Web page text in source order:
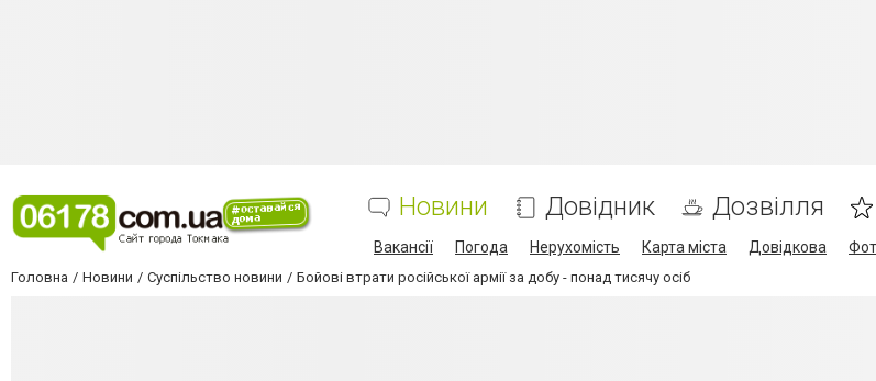
Новини Довідник Дозвілля
Вакансії Погода Нерухомість Карта міста Довідкова
Головна Новини Суспільство новини Бойові втрати російської армії за добу - понад тисячу осіб